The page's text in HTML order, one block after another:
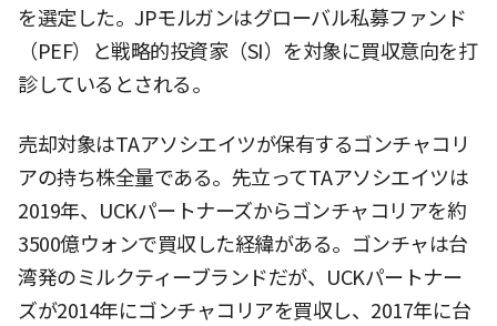
を選定した。JPモルガンはグローバル私募ファンド
（PEF）と戦略的投資家（SI）を対象に買収意向を打
診しているとされる。
売却対象はTAアソシエイツが保有するゴンチャコリ
アの持ち株全量である。先立ってTAアソシエイツは
2019年、UCKパートナーズからゴンチャコリアを約
3500億ウォンで買収した経緯がある。ゴンチャは台
湾発のミルクティーブランドだが、UCKパートナー
ズが2014年にゴンチャコリアを買収し、2017年に台